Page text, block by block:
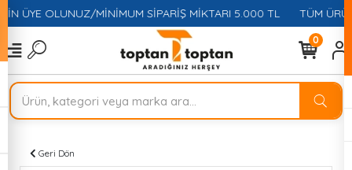
ÜYE OLUNUZ/MİNİMUM SİPARİŞ MİKTARI 5.000 TL TÜM
0
Geri Dön